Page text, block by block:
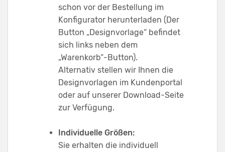
schon vor der Bestellung im
Konfigurator herunterladen (Der
Button „Designvorlage“ befindet
sich links neben dem
„Warenkorb“-Button).
Alternativ stellen wir Ihnen die
Designvorlagen im Kundenportal
oder auf unserer Download-Seite
zur Verfügung.
Individuelle Größen:
Sie erhalten die individuell